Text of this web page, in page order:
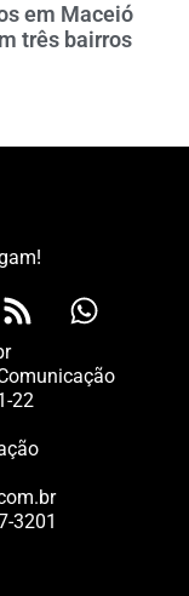
em Maceió
três bairros
22
3201